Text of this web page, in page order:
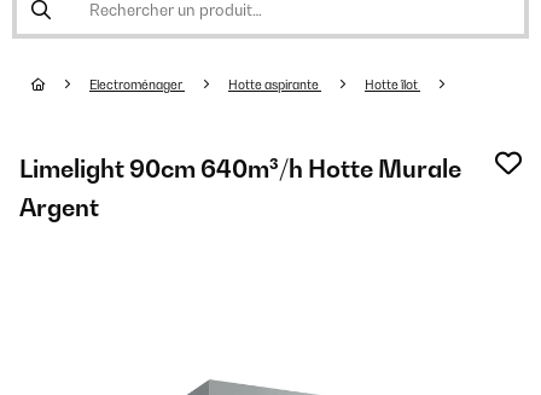
Electroménager Hotte aspirante Hotte îlot
Limelight 90cm 640m³/h Hotte Murale
Argent